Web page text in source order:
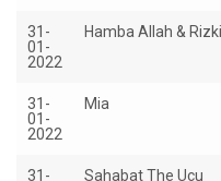
31-
01-
2022
Hamba Allah &
31-
01-
2022
Mia
31-
Sahabat The Ucu